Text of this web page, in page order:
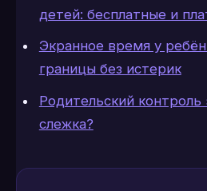
детей: бесплатные и
Экранное время у
границы без истерик
Родительский
слежка?